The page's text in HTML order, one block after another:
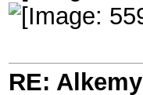
RE: Alkemy